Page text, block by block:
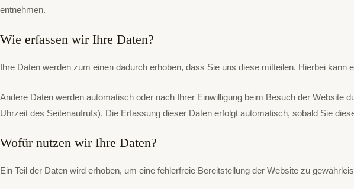
entnehmen.
Wie erfassen wir Ihre Daten?
Ihre Daten werden zum einen dadurch erhoben, dass Sie uns diese mitteilen. Hierbei
Andere Daten werden automatisch oder nach Ihrer Einwilligung beim Besuch der
Uhrzeit des Seitenaufrufs). Die Erfassung dieser Daten erfolgt automatisch, sobald Sie
Wofür nutzen wir Ihre Daten?
Ein Teil der Daten wird erhoben, um eine fehlerfreie Bereitstellung der Website zu